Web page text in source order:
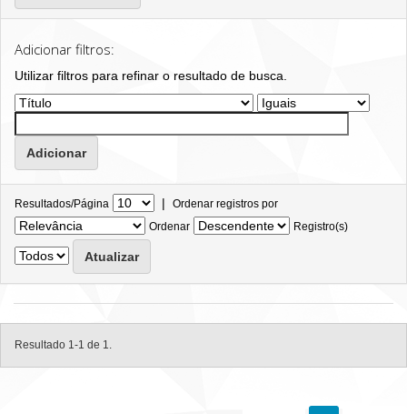
Adicionar filtros:
Utilizar filtros para refinar o resultado de busca.
Resultados/Página | Ordenar registros por
Ordenar
Registro(s)
Resultado 1-1 de 1.